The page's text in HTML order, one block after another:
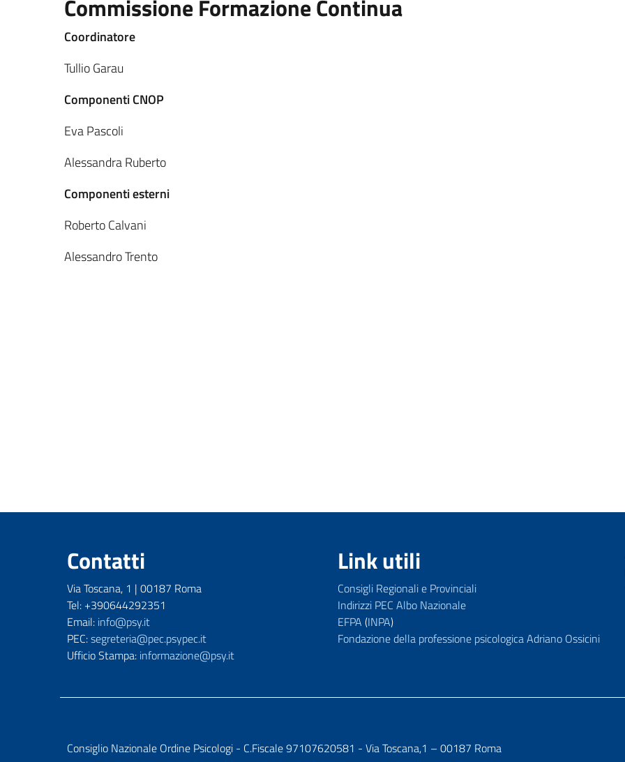
Commissione Formazione Continua
Coordinatore
Tullio Garau
Componenti CNOP
Eva Pascoli
Alessandra Ruberto
Componenti esterni
Roberto Calvani
Alessandro Trento
Contatti
Via Toscana, 1 | 00187 Roma
Tel: +390644292351
Email: info@psy.it
PEC:segreteria@pec.psypec.it
Ufficio Stampa: informazione@psy.it
Link utili
Consigli Regionali e Provinciali
Indirizzi PEC Albo Nazionale
EFPA (INPA)
Fondazione della professione psicologica Adriano Ossicini
Consiglio Nazionale Ordine Psicologi - C.Fiscale 97107620581 - Via Toscana,1 – 00187 Roma